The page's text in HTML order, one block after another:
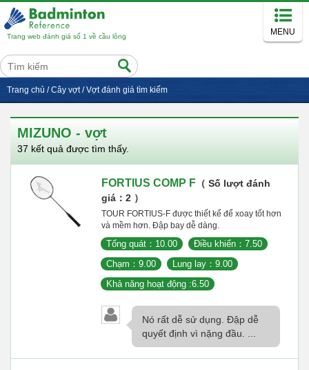
Trang web đánh giá số 1 về cầu lông MENU
Trang chủ /Cây vợt/Vợt đánh giá tìm kiếm
MIZUNO - vợt
37 kết quả được tìm thấy.
FORTIUS COMP F （ Số lượt đánh
giá：2 ）
TOUR FORTIUS-F được thiết kế để xoay tốt hơn
và mềm hơn. Đập bay dễ dàng.
Tổng quát：10.00
Điều khiển：7.50
Chạm：9.00
Lung lay：9.00
Khả năng hoạt động :6.50
Nó rất dễ sử dụng. Đập dễ
quyết định vì nặng đầu. ...